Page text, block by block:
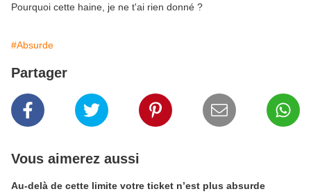
Pourquoi cette haine, je ne t'ai rien donné ?
#Absurde
Partager
Vous aimerez aussi
Au-delà de cette limite votre ticket n’est plus absurde